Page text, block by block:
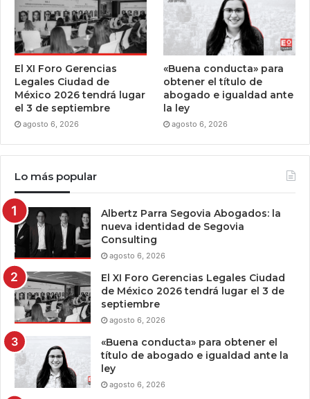
El XI Foro Gerencias
Legales Ciudad de
México 2026 tendrá lugar
el 3 de septiembre
agosto 6, 2026
«Buena conducta» para
obtener el título de
abogado e igualdad ante
la ley
agosto 6, 2026
Lo más popular
Albertz Parra Segovia Abogados: la
nueva identidad de Segovia
Consulting
agosto 6, 2026
El XI Foro Gerencias Legales Ciudad
de México 2026 tendrá lugar el 3 de
septiembre
agosto 6, 2026
«Buena conducta» para obtener el
título de abogado e igualdad ante la
ley
agosto 6, 2026